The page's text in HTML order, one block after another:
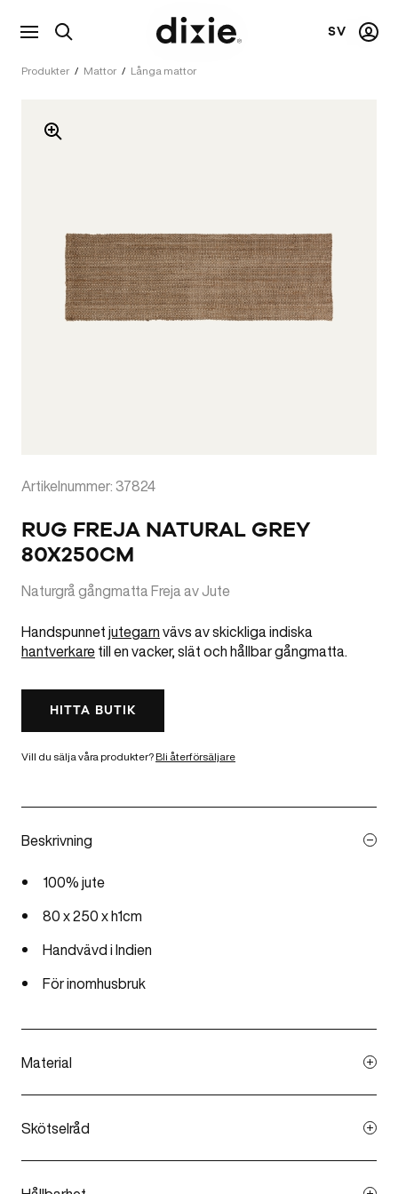
Visa SV
Mitt
Produkter / Mattor / Långa mattor
Artikelnummer: 37824
RUG FREJA NATURAL GREY
80X250CM
Naturgrå gångmatta Freja av Jute
Handspunnetjutegarnvävs av skickliga indiska
hantverkaretill en vacker, slät och hållbar gångmatta.
HITTA BUTIK
Vill du sälja våra produkter?Bli återförsäljare
Beskrivning
100% jute
80 x 250 x h1cm
Handvävd i Indien
För inomhusbruk
Material
Skötselråd
fuktig trasa. Kan inte blötläggas. För att undvika blekning,